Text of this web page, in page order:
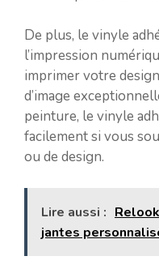
De plus, le vinyle
l’impression
imprimer votre
d’image
peinture, le vinyle
facilement si vous
ou de design.
Lire aussi :
jantes